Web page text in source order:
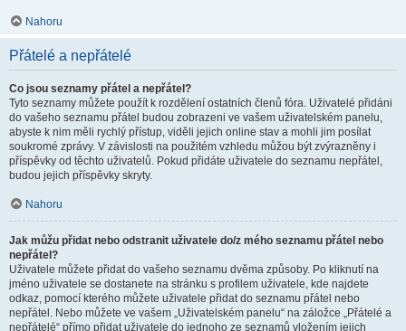
Nahoru
Přátelé a nepřátelé
Co jsou seznamy přátel a nepřátel?
Tyto seznamy můžete použít k rozdělení ostatních členů fóra. Uživatelé přidáni
do vašeho seznamu přátel budou zobrazeni ve vašem uživatelském panelu,
abyste k nim měli rychlý přístup, viděli jejich online stav a mohli jim posílat
soukromé zprávy. V závislosti na použitém vzhledu můžou být zvýrazněny i
příspěvky od těchto uživatelů. Pokud přidáte uživatele do seznamu nepřátel,
budou jejich příspěvky skryty.
Nahoru
Jak můžu přidat nebo odstranit uživatele do/z mého seznamu přátel nebo
nepřátel?
Uživatele můžete přidat do vašeho seznamu dvěma způsoby. Po kliknutí na
jméno uživatele se dostanete na stránku s profilem uživatele, kde najdete
odkaz, pomocí kterého můžete uživatele přidat do seznamu přátel nebo
nepřátel. Nebo můžete ve vašem „Uživatelském panelu“ na záložce „Přátelé a
nepřátelé“ přímo přidat uživatele do jednoho ze seznamů vložením jejich